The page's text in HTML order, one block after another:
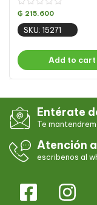
₲ 215.600
SKU: 15271
Add to cart
Entérate
Te
Atención
escribenos al